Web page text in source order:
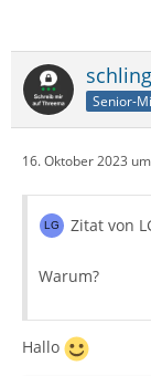
Senior-
16. Oktober 2023
Zitat von
Warum?
Hallo